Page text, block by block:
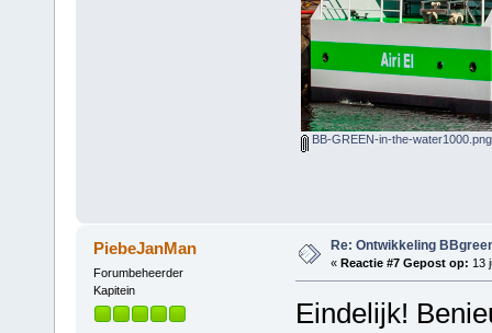
BB-GREEN-in-the-water1000.png
PiebeJanMan
Forumbeheerder
Kapitein
Re: Ontwikkeling
« Reactie #7 Gepost op: 13
Eindelijk!